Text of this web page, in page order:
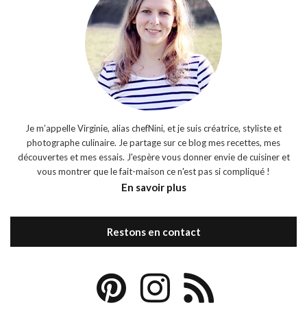
Je m’appelle Virginie, alias chefNini, et je suis créatrice, styliste et
photographe culinaire. Je partage sur ce blog mes recettes, mes
découvertes et mes essais. J'espère vous donner envie de cuisiner et
vous montrer que le fait-maison ce n'est pas si compliqué !
En savoir plus
Restons en contact